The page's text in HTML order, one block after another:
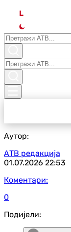
L
Аутор:
АТВ редакција
01.07.2026 22:53
Коментари:
0
Подијели: